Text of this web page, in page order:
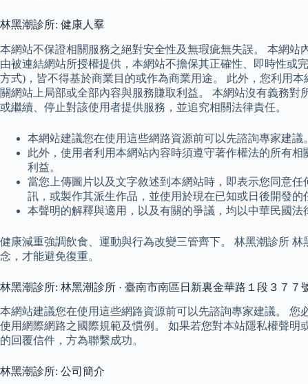
林黑潮診所: 健康人羣
本網站不保證相關服務之絕對安全性及無瑕疵無失誤。 本網
由被連結網站所授權提供，本網站不擔保其正確性、即時性或
方式)，皆不得基於商業目的或作為商業用途。 此外，您利用
關網站上局部或全部內容與服務賺取利益。 本網站沒有義務
或繼續、停止對該使用者提供服務，並追究相關法律責任。
本網站建議您在使用這些網路資源前可以先諮詢專家建議。
此外，使用者利用本網站內容時須遵守著作權法的所有
利益。
當您上傳圖片以及文字敘述到本網站時，即表示您同意
訊，或製作其派生作品，並使用於現在已知或日後開發的
本聲明的解釋與適用，以及有關的爭議，均以中華民國
健康減重強調飲食、運動與行為改變三管齊下。 林黑潮診所
念，才能避免復重。
林黑潮診所: 林黑潮診所 · 臺南市南區日新裏金華路１段３７７
本網站建議您在使用這些網路資源前可以先諮詢專家建議。
使用網際網路之國際規範及慣例。 如果若您對本站隱私權聲
的回覆信件，方為聯繫成功。
林黑潮診所: 公司簡介